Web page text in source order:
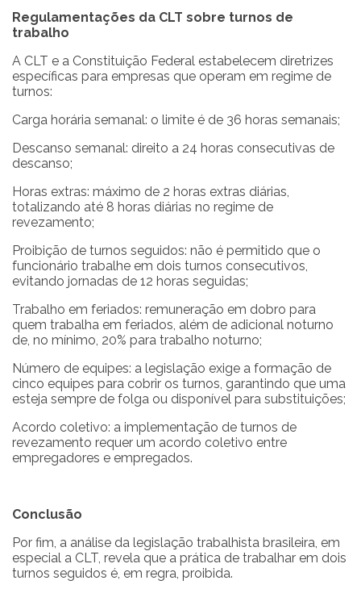
Regulamentações da CLT sobre turnos de
trabalho
A CLT e a Constituição Federal estabelecem diretrizes
específicas para empresas que operam em regime de
turnos:
Carga horária semanal: o limite é de 36 horas semanais;
Descanso semanal: direito a 24 horas consecutivas de
descanso;
Horas extras: máximo de 2 horas extras diárias,
totalizando até 8 horas diárias no regime de
revezamento;
Proibição de turnos seguidos: não é permitido que o
funcionário trabalhe em dois turnos consecutivos,
evitando jornadas de 12 horas seguidas;
Trabalho em feriados: remuneração em dobro para
quem trabalha em feriados, além de adicional noturno
de, no mínimo, 20% para trabalho noturno;
Número de equipes: a legislação exige a formação de
cinco equipes para cobrir os turnos, garantindo que uma
esteja sempre de folga ou disponível para substituições;
Acordo coletivo: a implementação de turnos de
revezamento requer um acordo coletivo entre
empregadores e empregados.
Conclusão
Por fim, a análise da legislação trabalhista brasileira, em
especial a CLT, revela que a prática de trabalhar em dois
turnos seguidos é, em regra, proibida.